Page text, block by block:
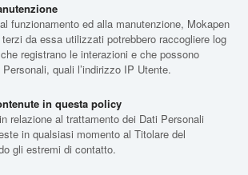
funzionamento ed alla manutenzione, Mokapen
da essa utilizzati potrebbero raccogliere log
registrano le interazioni e che possono
quali l’indirizzo IP Utente.
in questa policy
relazione al trattamento dei Dati Personali
in qualsiasi momento al Titolare del
gli estremi di contatto.